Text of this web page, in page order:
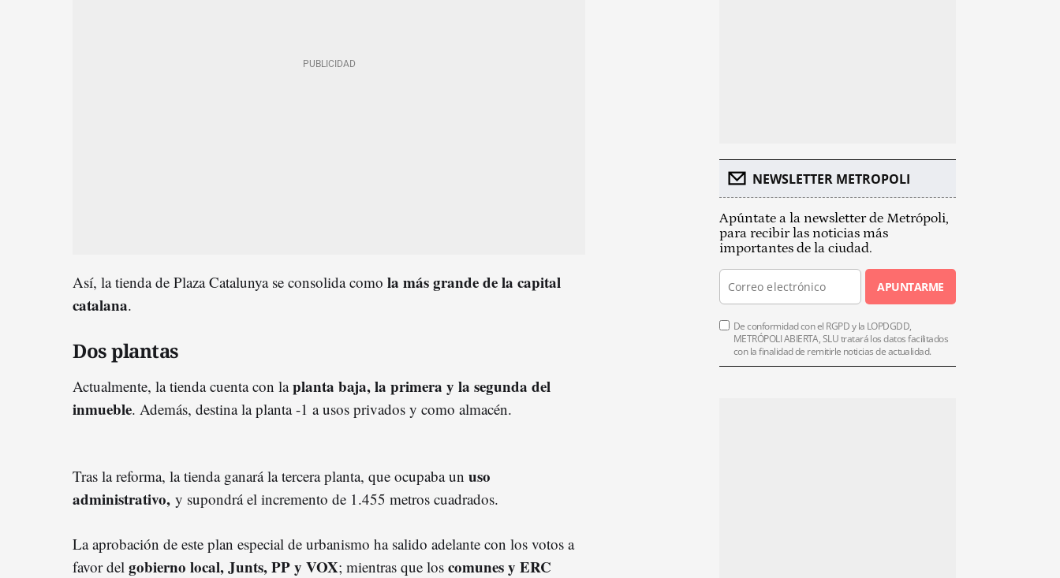
Así, la tienda de Plaza Catalunya se consolida como la más grande de la capital
catalana.
Dos plantas
Actualmente, la tienda cuenta con laplanta baja, la primera y la segunda del
inmueble. Además, destina la planta -1 a usos privados y como almacén.
Tras la reforma, la tienda ganará la tercera planta, que ocupaba un uso
administrativo, y supondrá el incremento de 1.455 metros cuadrados.
La aprobación de este plan especial de urbanismo ha salido adelante con los votos a
favor del gobierno local, Junts, PP y VOX; mientras que los comunes y ERC
NEWSLETTER METROPOLI
Apúntate a la newsletter de Metrópoli,
para recibir las noticias más
importantes de la ciudad.
APUNTARME
De conformidad con el RGPD y la LOPDGDD,
METRÓPOLI ABIERTA, SLU tratará los datos facilitados
con la finalidad de remitirle noticias de actualidad.